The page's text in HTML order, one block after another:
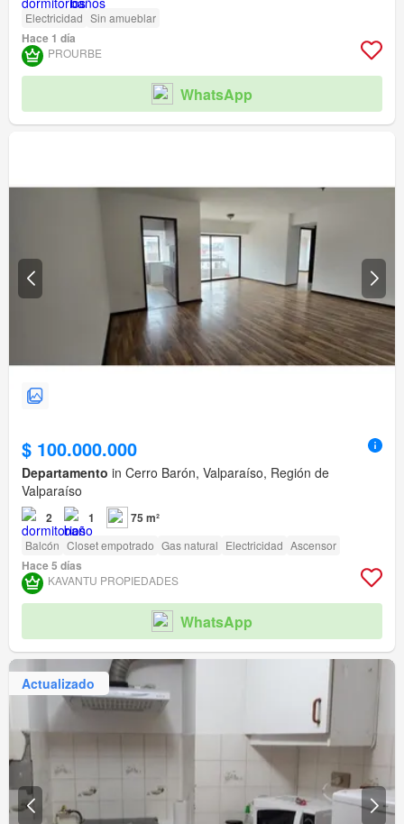
Electricidad Sin amueblar
Hace 1 día
PROURBE
WhatsApp
$ 100.000.000
Departamento in Cerro Barón, Valparaíso, Región de
Valparaíso
2 1 75 m²
Balcón Closet empotrado Gas natural Electricidad Ascensor
Hace 5 días
KAVANTU PROPIEDADES
WhatsApp
Actualizado